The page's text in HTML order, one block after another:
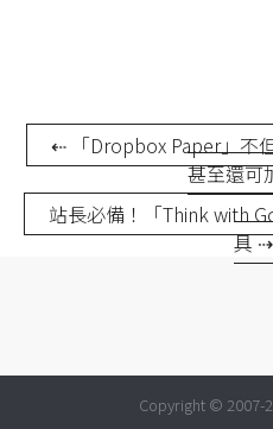
頁
後
端
⇠ 「Dropbox Paper」不
甚至還可
站長必備！「Think with
具 ⇢
Copyright © 2007-